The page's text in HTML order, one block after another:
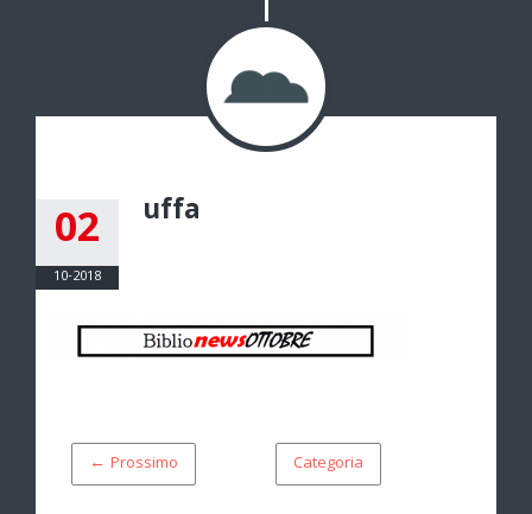
02
10-2018
uffa
← Prossimo Categoria